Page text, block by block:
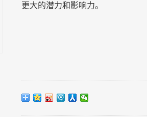
更大的潜力和影响力。